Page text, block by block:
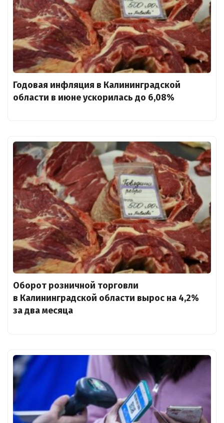
Годовая инфляция в Калининградской
области в июне ускорилась до 6,08%
Оборот розничной торговли
в Калининградской области вырос на 4,2%
за два месяца